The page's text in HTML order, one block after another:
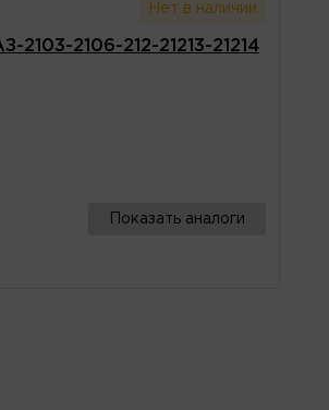
Нет в наличии
2103-2106-212-21213-21214
Показать аналоги